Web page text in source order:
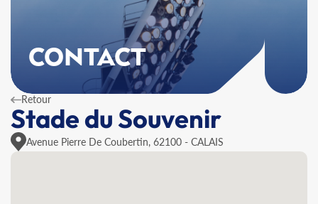
CONTACT
Retour
Stade du Souvenir
Avenue Pierre De Coubertin, 62100 - CALAIS